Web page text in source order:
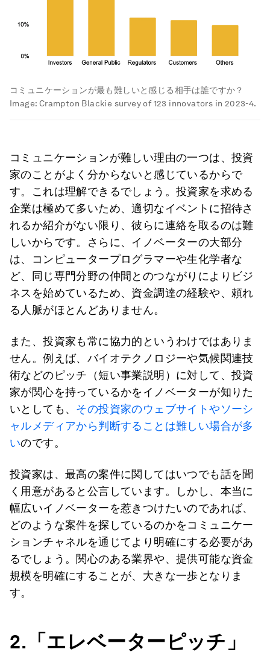
コミュニケーションが最も難しいと感じる相手は誰ですか？
Image: Crampton Blackie survey of 123 innovators in 2023-4.
コミュニケーションが難しい理由の一つは、投資
家のことがよく分からないと感じているからで
す。これは理解できるでしょう。投資家を求める
企業は極めて多いため、適切なイベントに招待さ
れるか紹介がない限り、彼らに連絡を取るのは難
しいからです。さらに、イノベーターの大部分
は、コンピュータープログラマーや生化学者な
ど、同じ専門分野の仲間とのつながりによりビジ
ネスを始めているため、資金調達の経験や、頼れ
る人脈がほとんどありません。
また、投資家も常に協力的というわけではありま
せん。例えば、バイオテクノロジーや気候関連技
術などのピッチ（短い事業説明）に対して、投資
家が関心を持っているかをイノベーターが知りた
いとしても、 その投資家のウェブサイトやソーシ
ャルメディアから判断することは難しい場合が多
いのです。
投資家は、最高の案件に関してはいつでも話を聞
く用意があると公言しています。しかし、本当に
幅広いイノベーターを惹きつけたいのであれば、
どのような案件を探しているのかをコミュニケー
ションチャネルを通じてより明確にする必要があ
るでしょう。関心のある業界や、提供可能な資金
規模を明確にすることが、大きな一歩となりま
す。
2. 「エレベーターピッチ」